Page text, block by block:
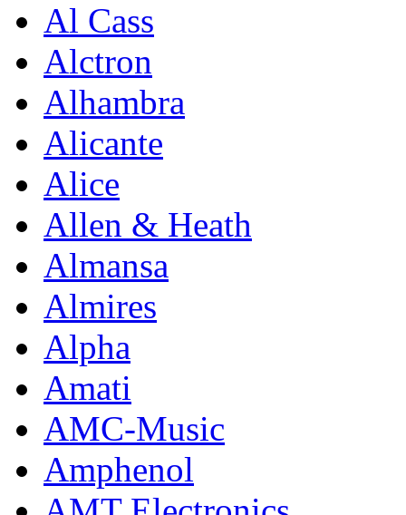
Al Cass
Alctron
Alhambra
Alicante
Alice
Allen & Heath
Almansa
Almires
Alpha
Amati
AMC-Music
Amphenol